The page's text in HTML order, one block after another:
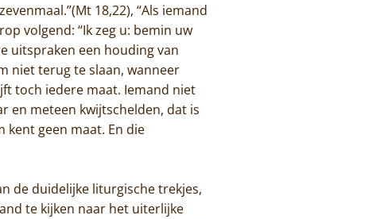
18,22), “Als iemand
volgend: “Ik zeg u: bemin uw
uitspraken een houding van
niet terug te slaan, wanneer
toch iedere maat. Iemand niet
en meteen kwijtschelden, dat is
kent geen maat. En die
de duidelijke liturgische trekjes,
te kijken naar het uiterlijke